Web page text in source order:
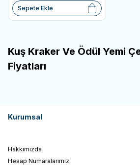
Sepete Ekle
Kuş Kraker Ve Ödül Yemi
Fiyatları
Kurumsal
Hakkımızda
Hesap Numaralarımız